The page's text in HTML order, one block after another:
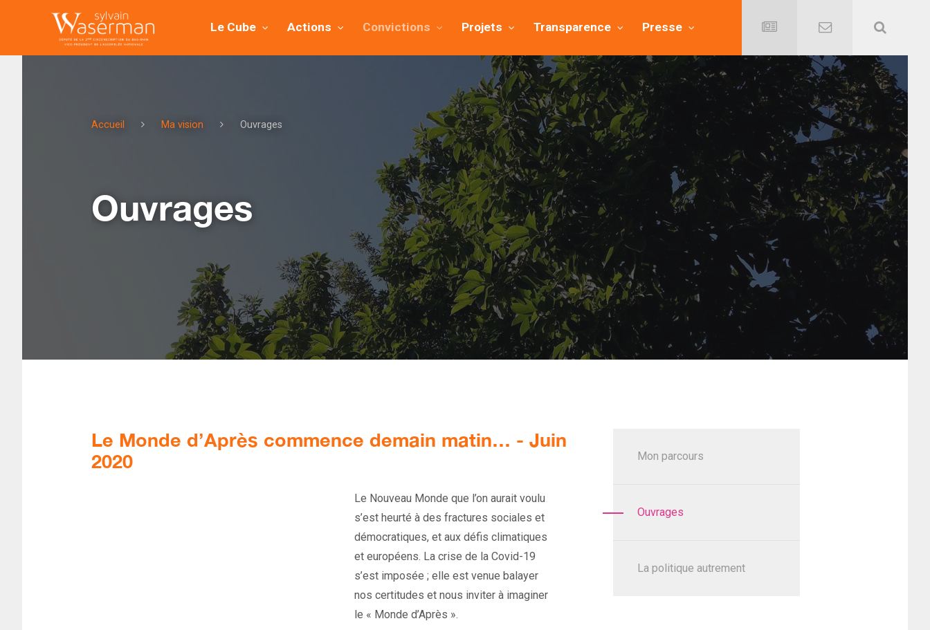
Le Cube Actions Convictions Projets Transparence Presse
Accueil Ma vision Ouvrages
Ouvrages
Le Monde d’Après commence demain matin… - Juin
2020
Le Nouveau Monde que l’on aurait voulu
s’est heurté à des fractures sociales et
démocratiques, et aux défis climatiques
et européens. La crise de la Covid-19
s’est imposée ; elle est venue balayer
nos certitudes et nous inviter à imaginer
le « Monde d’Après ».
Mon parcours
Ouvrages
La politique autrement